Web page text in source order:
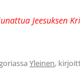
Jeesuksen
Yleinen,